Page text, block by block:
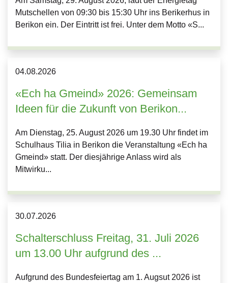
Mutschellen von 09:30 bis 15:30 Uhr ins Berikerhus in
Berikon ein. Der Eintritt ist frei. Unter dem Motto «S...
04.08.2026
«Ech ha Gmeind» 2026: Gemeinsam
Ideen für die Zukunft von Berikon...
Am Dienstag, 25. August 2026 um 19.30 Uhr findet im
Schulhaus Tilia in Berikon die Veranstaltung «Ech ha
Gmeind» statt. Der diesjährige Anlass wird als
Mitwirku...
30.07.2026
Schalterschluss Freitag, 31. Juli 2026
um 13.00 Uhr aufgrund des ...
Aufgrund des Bundesfeiertag am 1. Augsut 2026 ist